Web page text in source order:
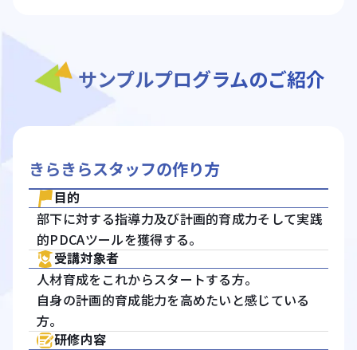
サンプルプログラムのご紹介
きらきらスタッフの作り方
目的
部下に対する指導力及び計画的育成力そして実践
的PDCAツールを獲得する。
受講対象者
人材育成をこれからスタートする方。
自身の計画的育成能力を高めたいと感じている
方。
研修内容